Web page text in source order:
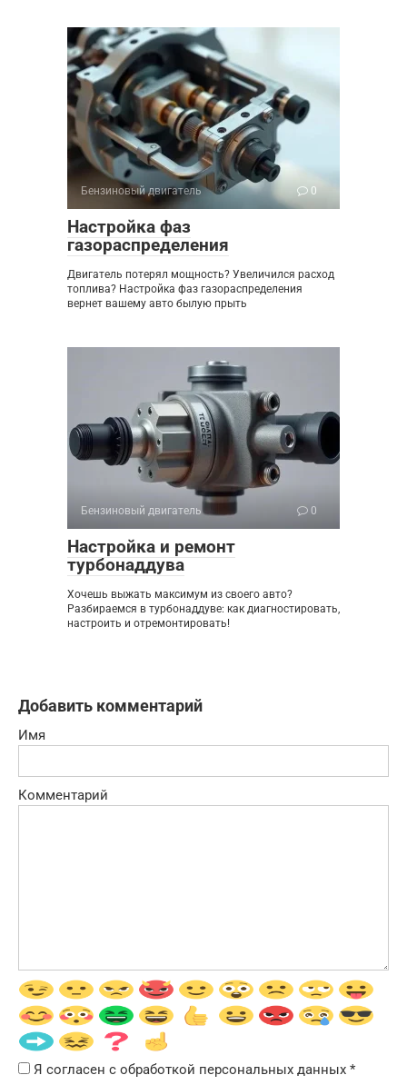
Бензиновый двигатель 0
Настройка фаз
газораспределения
Двигатель потерял мощность? Увеличился расход
топлива? Настройка фаз газораспределения
вернет вашему авто былую прыть
Бензиновый двигатель 0
Настройка и ремонт
турбонаддува
Хочешь выжать максимум из своего авто?
Разбираемся в турбонаддуве: как диагностировать,
настроить и отремонтировать!
Добавить комментарий
Имя
Комментарий
Я согласен с обработкой персональных данных *